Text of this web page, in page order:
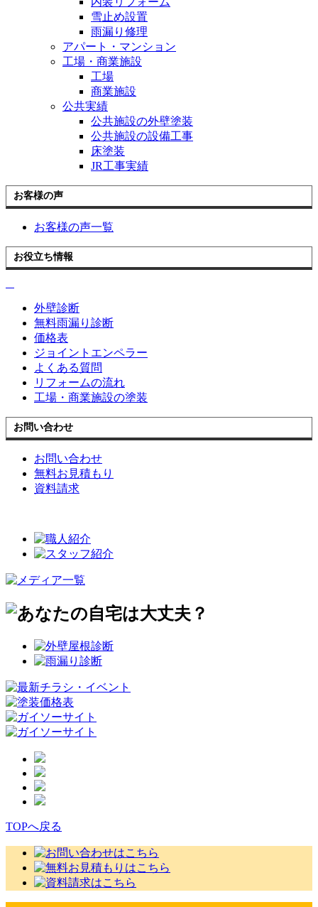
雪止め設置
雨漏り修理
アパート・マンション
工場・商業施設
工場
商業施設
公共実績
公共施設の外壁塗装
公共施設の設備工事
床塗装
JR工事実績
お客様の声
お客様の声一覧
お役立ち情報
外壁診断
無料雨漏り診断
価格表
ジョイントエンペラー
よくある質問
リフォームの流れ
工場・商業施設の塗装
お問い合わせ
お問い合わせ
無料お見積もり
資料請求
TOPへ戻る